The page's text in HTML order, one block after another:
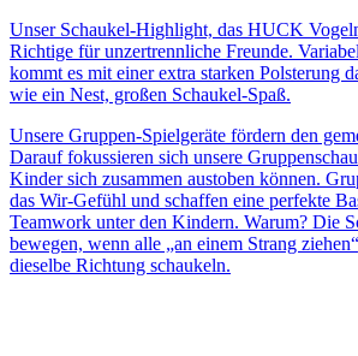
Unser Schaukel-Highlight, das HUCK
Richtige für unzertrennliche Freunde.
kommt es mit einer extra starken Polsterung
wie ein Nest, großen Schaukel-Spaß.
Unsere Gruppen-Spielgeräte fördern den
Darauf fokussieren sich unsere
Kinder sich zusammen austoben können.
das Wir-Gefühl und schaffen eine perfekte
Teamwork unter den Kindern. Warum? Die
bewegen, wenn alle „an einem Strang
dieselbe Richtung schaukeln.